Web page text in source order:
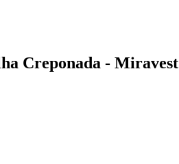
Creponada - Miravest